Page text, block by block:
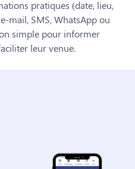
pratiques (date, lieu,
mail, SMS, WhatsApp ou
simple pour informer
leur venue.